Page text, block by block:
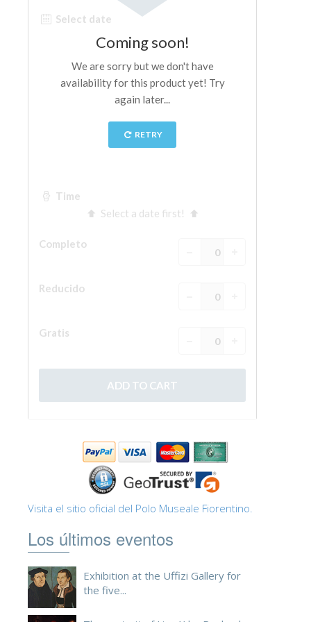
Visita el sitio oficial del Polo Museale Fiorentino.
Los últimos eventos
Exhibition at the Uffizi Gallery for
the five...